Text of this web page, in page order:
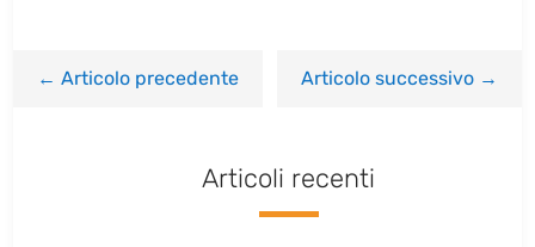
←Articolo precedente Articolo successivo→
Articoli recenti